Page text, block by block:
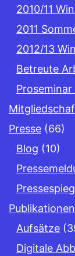
2010/11
2011
2012/13
Betreute
Presse (66)
Blog (10)
Publikationen
Aufsätze
Digitale